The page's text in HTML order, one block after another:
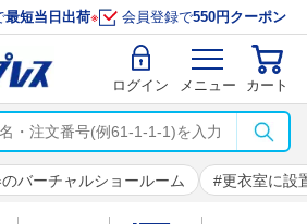
最短当日出荷※ 会員登録で550円クーポン
ログイン メニュー カート
バーチャルショールーム 更衣室に設